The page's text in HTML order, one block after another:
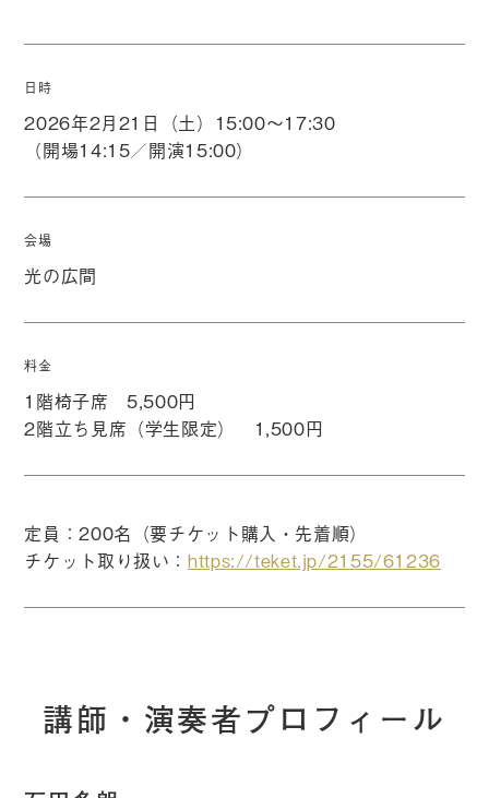
日時
2026年2月21日（土）15:00〜17:30
（開場14:15／開演15:00）
会場
光の広間
料金
1階椅子席 5,500円
2階立ち見席（学生限定） 1,500円
定員：200名（要チケット購入・先着順）
チケット取り扱い：https://teket.jp/2155/61236
講師・演奏者プロフィール